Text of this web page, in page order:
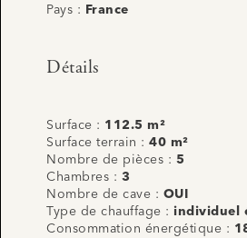
Pays :
France
Détails
Surface : 112.5 m²
Surface terrain : 40 m²
Nombre de pièces : 5
Chambres : 3
Nombre de cave : OUI
Type de chauffage : individuel
Consommation énergétique :